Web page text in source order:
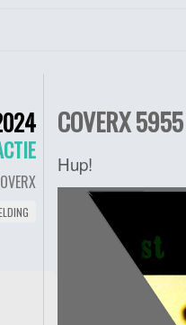
COVERX
Hup!